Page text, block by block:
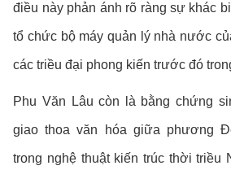
điều này phản ánh rõ ràng sự khác
tổ chức bộ máy quản lý nhà nước
các triều đại phong kiến trước đó
Phu Văn Lâu còn là bằng chứng
giao thoa văn hóa giữa phương
trong nghệ thuật kiến trúc thời triều